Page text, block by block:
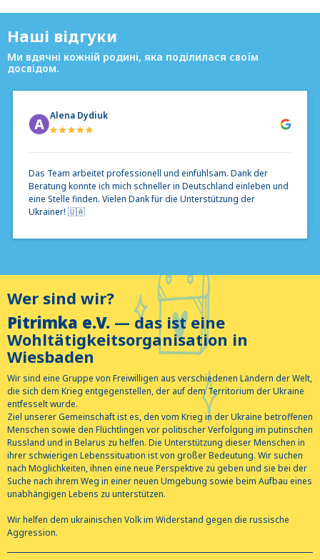
Наші відгуки
Ми вдячні кожній родині, яка поділилася своїм
досвідом.
Alena Dydiuk
Das Team arbeitet professionell und einfühlsam. Dank der
Beratung konnte ich mich schneller in Deutschland einleben und
eine Stelle finden. Vielen Dank für die Unterstützung der
Ukrainer! 🇺🇦
Wer sind wir?
Pitrimka e.V. — das ist eine
Wohltätigkeitsorganisation in
Wiesbaden
Wir sind eine Gruppe von Freiwilligen aus verschiedenen Ländern der Welt,
die sich dem Krieg entgegenstellen, der auf dem Territorium der Ukraine
entfesselt wurde.
Ziel unserer Gemeinschaft ist es, den vom Krieg in der Ukraine betroffenen
Menschen sowie den Flüchtlingen vor politischer Verfolgung im putinschen
Russland und in Belarus zu helfen. Die Unterstützung dieser Menschen in
ihrer schwierigen Lebenssituation ist von großer Bedeutung. Wir suchen
nach Möglichkeiten, ihnen eine neue Perspektive zu geben und sie bei der
Suche nach ihrem Weg in einer neuen Umgebung sowie beim Aufbau eines
unabhängigen Lebens zu unterstützen.
Wir helfen dem ukrainischen Volk im Widerstand gegen die russische
Aggression.